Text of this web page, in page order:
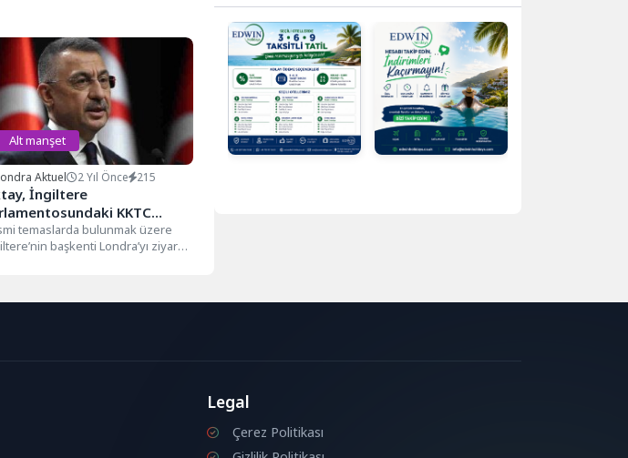
Alt manşet
Aktuel 2 Yıl Önce 215
İngiltere
KKTC
Grubu ile bir araya
temaslarda bulunmak üzere
başkenti Londra’yı ziyaret
Legal
Çerez Politikası